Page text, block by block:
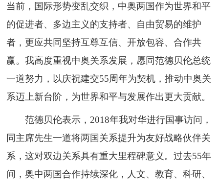
当前，国际形势变乱交织，中奥两国作为世界和平
的促进者、多边主义的支持者、自由贸易的维护
者，更应共同坚持互尊互信、开放包容、合作共
赢。我高度重视中奥关系发展，愿同范德贝伦总统
一道努力，以庆祝建交55周年为契机，推动中奥关
系迈上新台阶，为世界和平与发展作出更大贡献。
范德贝伦表示，2018年我对华进行国事访问，
同主席先生一道将两国关系提升为友好战略伙伴关
系，这对双边关系具有重大里程碑意义。过去55年
间，奥中两国合作持续深化，人文、教育、科研、